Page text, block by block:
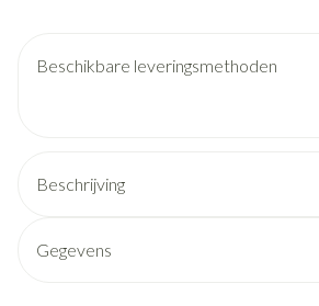
Beschikbare leveringsmethoden
Beschrijving
Gegevens